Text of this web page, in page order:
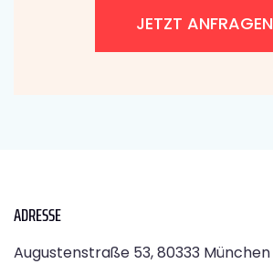
JETZT ANFRAGEN
ADRESSE
Augustenstraße 53, 80333 München